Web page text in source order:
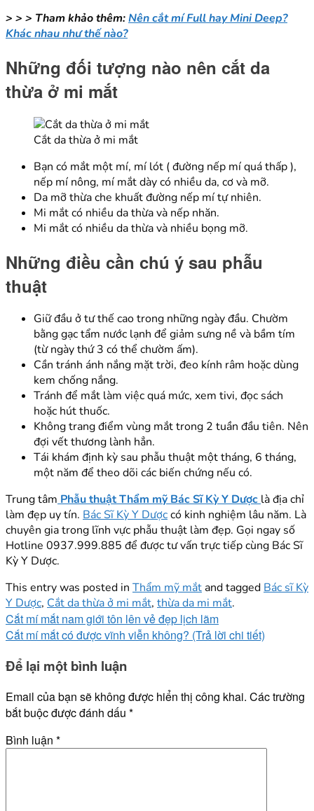
> > > Tham khảo thêm:Nên cắt mí Full hay Mini Deep?
Khác nhau như thế nào?
Những đối tượng nào nên cắt da
thừa ở mi mắt
Cắt da thừa ở mi mắt
Bạn có mắt một mí, mí lót ( đường nếp mí quá thấp ),
nếp mí nông, mí mắt dày có nhiều da, cơ và mỡ.
Da mỡ thừa che khuất đường nếp mí tự nhiên.
Mi mắt có nhiều da thừa và nếp nhăn.
Mi mắt có nhiều da thừa và nhiều bọng mỡ.
Những điều cần chú ý sau phẫu
thuật
Giữ đầu ở tư thế cao trong những ngày đầu. Chườm
bằng gạc tẩm nước lạnh để giảm sưng nề và bầm tím
(từ ngày thứ 3 có thể chườm ấm).
Cần tránh ánh nắng mặt trời, đeo kính râm hoặc dùng
kem chống nắng.
Tránh để mắt làm việc quá mức, xem tivi, đọc sách
hoặc hút thuốc.
Không trang điểm vùng mắt trong 2 tuần đầu tiên. Nên
đợi vết thương lành hẳn.
Tái khám định kỳ sau phẫu thuật một tháng, 6 tháng,
một năm để theo dõi các biến chứng nếu có.
Trung tâmPhẫu thuật Thẩm mỹ Bác Sĩ Kỳ Y Dược là địa chỉ
làm đẹp uy tín. Bác Sĩ Kỳ Y Dượccó kinh nghiệm lâu năm. Là
chuyên gia trong lĩnh vực phẫu thuật làm đẹp. Gọi ngay số
Hotline 0937.999.885 để được tư vấn trực tiếp cùng Bác Sĩ
Kỳ Y Dược.
This entry was posted in Thẩm mỹ mắtand taggedBác sĩ Kỳ
Y Dược, Cắt da thừa ở mi mắt, thừa da mi mắt.
Cắt mí mắt nam giới tôn lên vẻ đẹp lịch lãm
Cắt mí mắt có được vĩnh viễn không? (Trả lời chi tiết)
Để lại một bình luận
Email của bạn sẽ không được hiển thị công khai. Các trường
bắt buộc được đánh dấu *
Bình luận *